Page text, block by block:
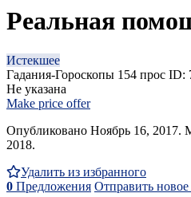
Реальная
Истекшее
Гадания-Гороскопы 154 прос ID:
Не указана
Make price offer
Опубликовано Ноябрь 16, 2017.
2018.
Удалить из избранного
0 Предложения Отправить